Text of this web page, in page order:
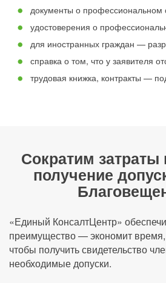
документы о профессиональном
удостоверения о
для иностранных граждан —
справка о том, что у заявителя
трудовая книжка, контракты —
Сократим
получение
«Единый КонсалтЦентр»
преимущество — экономит
чтобы получить свидетельство
необходимые допуски.